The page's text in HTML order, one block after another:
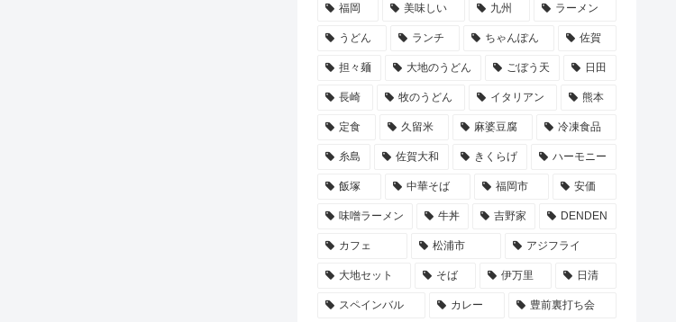
福岡 美味しい 九州 ラーメン
うどん ランチ ちゃんぽん 佐賀
担々麺 大地のうどん ごぼう天 日田
長崎 牧のうどん イタリアン 熊本
定食 久留米 麻婆豆腐 冷凍食品
糸島 佐賀大和 きくらげ ハーモニー
飯塚 中華そば 福岡市 安価
味噌ラーメン 牛丼 吉野家 DENDEN
カフェ 松浦市 アジフライ
大地セット そば 伊万里 日清
スペインバル カレー 豊前裏打ち会